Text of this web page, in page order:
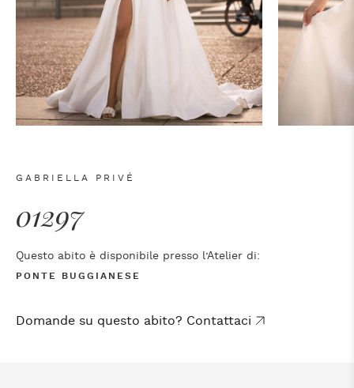
GABRIELLA PRIVÉ
01297
Questo abito è disponibile presso l’Atelier di:
PONTE BUGGIANESE
Domande su questo abito? Contattaci